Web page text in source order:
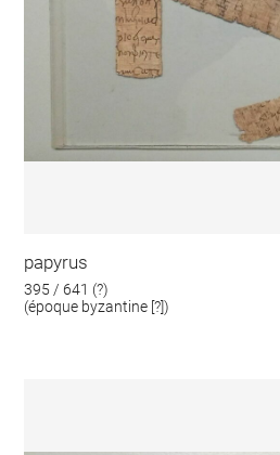
papyrus
395 / 641 (?)
(époque byzantine [?])